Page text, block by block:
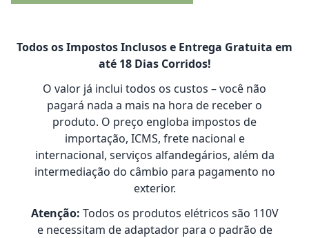
Todos os Impostos Inclusos e Entrega Gratuita em
até 18 Dias Corridos!
O valor já inclui todos os custos – você não
pagará nada a mais na hora de receber o
produto. O preço engloba impostos de
importação, ICMS, frete nacional e
internacional, serviços alfandegários, além da
intermediação do câmbio para pagamento no
exterior.
Atenção: Todos os produtos elétricos são 110V
e necessitam de adaptador para o padrão de